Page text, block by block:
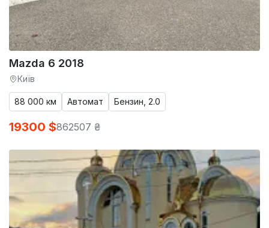
Mazda 6 2018
Київ
88 000 км Автомат Бензин, 2.0
19300 $862507 ₴